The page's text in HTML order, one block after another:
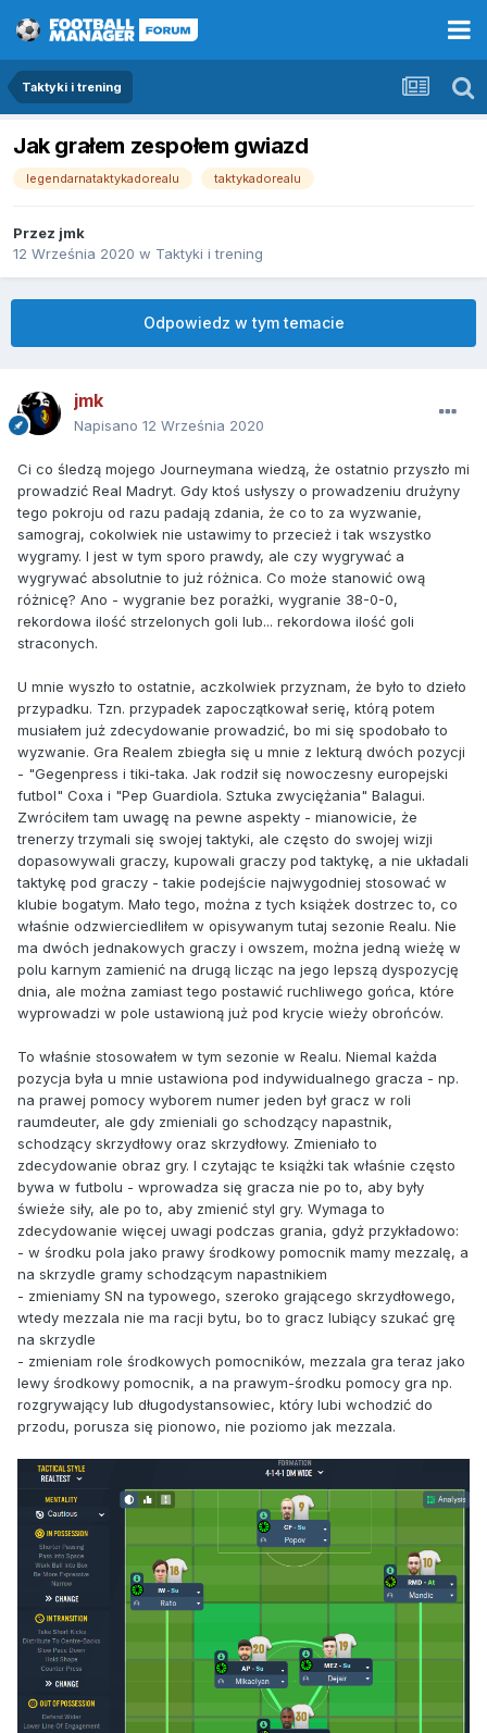
Taktyki i trening
Jak grałem zespołem gwiazd
legendarnataktykadorealu taktykadorealu
Przez jmk
12 Września 2020 w Taktyki i trening
Odpowiedz w tym temacie
jmk
Napisano 12 Września 2020
Ci co śledzą mojego Journeymana wiedzą, że ostatnio przyszło mi
prowadzić Real Madryt. Gdy ktoś usłyszy o prowadzeniu drużyny
tego pokroju od razu padają zdania, że co to za wyzwanie,
samograj, cokolwiek nie ustawimy to przecież i tak wszystko
wygramy. I jest w tym sporo prawdy, ale czy wygrywać a
wygrywać absolutnie to już różnica. Co może stanowić ową
różnicę? Ano - wygranie bez porażki, wygranie 38-0-0,
rekordowa ilość strzelonych goli lub... rekordowa ilość goli
straconych.
U mnie wyszło to ostatnie, aczkolwiek przyznam, że było to dzieło
przypadku. Tzn. przypadek zapoczątkował serię, którą potem
musiałem już zdecydowanie prowadzić, bo mi się spodobało to
wyzwanie. Gra Realem zbiegła się u mnie z lekturą dwóch pozycji
- "Gegenpress i tiki-taka. Jak rodził się nowoczesny europejski
futbol" Coxa i "Pep Guardiola. Sztuka zwyciężania" Balagui.
Zwróciłem tam uwagę na pewne aspekty - mianowicie, że
trenerzy trzymali się swojej taktyki, ale często do swojej wizji
dopasowywali graczy, kupowali graczy pod taktykę, a nie układali
taktykę pod graczy - takie podejście najwygodniej stosować w
klubie bogatym. Mało tego, można z tych książek dostrzec to, co
właśnie odzwierciedliłem w opisywanym tutaj sezonie Realu. Nie
ma dwóch jednakowych graczy i owszem, można jedną wieżę w
polu karnym zamienić na drugą licząc na jego lepszą dyspozycję
dnia, ale można zamiast tego postawić ruchliwego gońca, które
wyprowadzi w pole ustawioną już pod krycie wieży obrońców.
To właśnie stosowałem w tym sezonie w Realu. Niemal każda
pozycja była u mnie ustawiona pod indywidualnego gracza - np.
na prawej pomocy wyborem numer jeden był gracz w roli
raumdeuter, ale gdy zmieniali go schodzący napastnik,
schodzący skrzydłowy oraz skrzydłowy. Zmieniało to
zdecydowanie obraz gry. I czytając te książki tak właśnie często
bywa w futbolu - wprowadza się gracza nie po to, aby były
świeże siły, ale po to, aby zmienić styl gry. Wymaga to
zdecydowanie więcej uwagi podczas grania, gdyż przykładowo:
- w środku pola jako prawy środkowy pomocnik mamy mezzalę, a
na skrzydle gramy schodzącym napastnikiem
- zmieniamy SN na typowego, szeroko grającego skrzydłowego,
wtedy mezzala nie ma racji bytu, bo to gracz lubiący szukać grę
na skrzydle
- zmieniam role środkowych pomocników, mezzala gra teraz jako
lewy środkowy pomocnik, a na prawym-środku pomocy gra np.
rozgrywający lub długodystansowiec, który lubi wchodzić do
przodu, porusza się pionowo, nie poziomo jak mezzala.